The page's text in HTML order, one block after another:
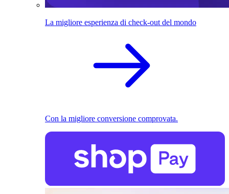
La migliore esperienza di check-out del mondo
Con la migliore conversione comprovata.